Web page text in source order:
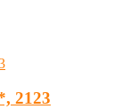
2123